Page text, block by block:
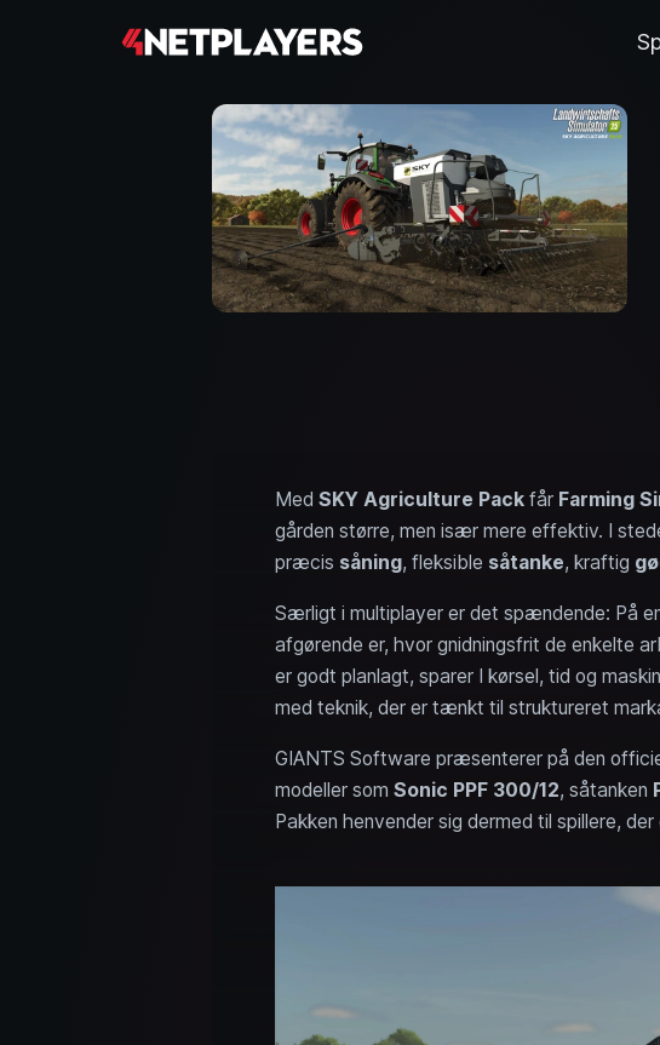
Med SKY Agriculture Packfår Farming
gården større, men især mere effektiv. I
præcis såning, fleksible såtanke, kraftig
Særligt i multiplayer er det spændende: På
afgørende er, hvor gnidningsfrit de enkelte
er godt planlagt, sparer I kørsel, tid og
med teknik, der er tænkt til struktureret
GIANTS Software præsenterer på den
modeller som Sonic PPF 300/12, såtanken
Pakken henvender sig dermed til spillere,